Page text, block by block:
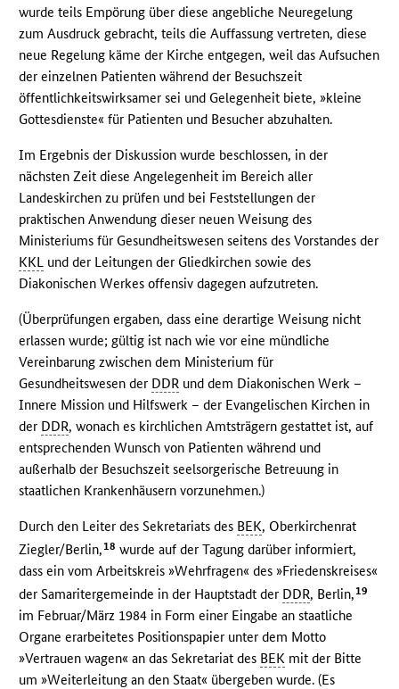
wurde teils Empörung über diese angebliche Neuregelung
zum Ausdruck gebracht, teils die Auffassung vertreten, diese
neue Regelung käme der Kirche entgegen, weil das Aufsuchen
der einzelnen Patienten während der Besuchszeit
öffentlichkeitswirksamer sei und Gelegenheit biete, »kleine
Gottesdienste« für Patienten und Besucher abzuhalten.
Im Ergebnis der Diskussion wurde beschlossen, in der
nächsten Zeit diese Angelegenheit im Bereich aller
Landeskirchen zu prüfen und bei Feststellungen der
praktischen Anwendung dieser neuen Weisung des
Ministeriums für Gesundheitswesen seitens des Vorstandes der
KKL und der Leitungen der Gliedkirchen sowie des
Diakonischen Werkes offensiv dagegen aufzutreten.
(Überprüfungen ergaben, dass eine derartige Weisung nicht
erlassen wurde; gültig ist nach wie vor eine mündliche
Vereinbarung zwischen dem Ministerium für
Gesundheitswesen der DDR und dem Diakonischen Werk –
Innere Mission und Hilfswerk – der Evangelischen Kirchen in
der DDR, wonach es kirchlichen Amtsträgern gestattet ist, auf
entsprechenden Wunsch von Patienten während und
außerhalb der Besuchszeit seelsorgerische Betreuung in
staatlichen Krankenhäusern vorzunehmen.)
Durch den Leiter des Sekretariats des BEK, Oberkirchenrat
Ziegler/Berlin,18 wurde auf der Tagung darüber informiert,
dass ein vom Arbeitskreis »Wehrfragen« des »Friedenskreises«
der Samaritergemeinde in der Hauptstadt der DDR, Berlin,19
im Februar/März 1984 in Form einer Eingabe an staatliche
Organe erarbeitetes Positionspapier unter dem Motto
»Vertrauen wagen« an das Sekretariat des BEK mit der Bitte
um »Weiterleitung an den Staat« übergeben wurde. (Es